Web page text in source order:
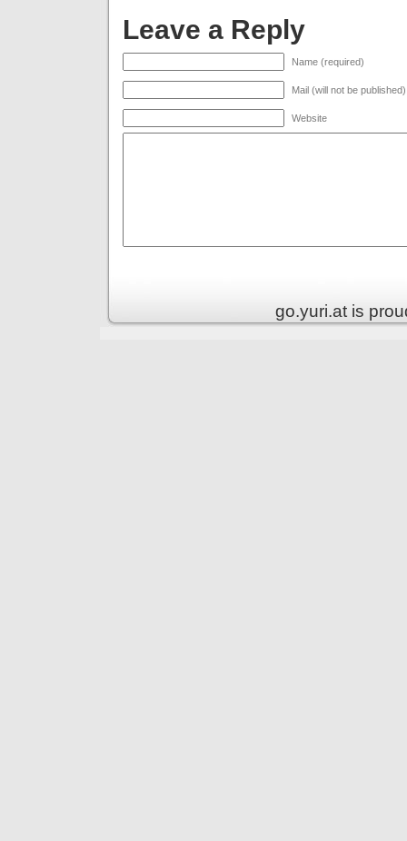
Leave a Reply
Name (required)
Mail (will not be
Website
go.yuri.at is